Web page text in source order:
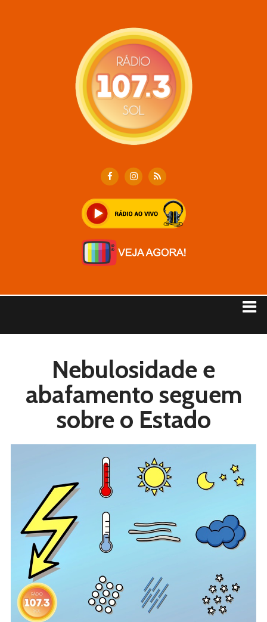
Nebulosidade e
abafamento seguem
sobre o Estado